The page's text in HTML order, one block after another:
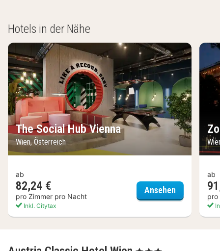
Hotels in der Nähe
The Social Hub Vienna
Wien, Österreich
ab
82,24 €
pro Zimmer pro Nacht
Inkl. Citytax
Ansehen The Social
ab
pro